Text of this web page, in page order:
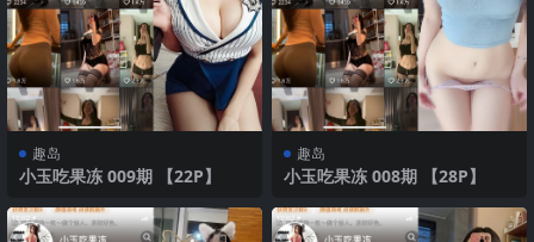
趣岛
小玉吃果冻 009期 【22P】
趣岛
小玉吃果冻 008期 【28P】